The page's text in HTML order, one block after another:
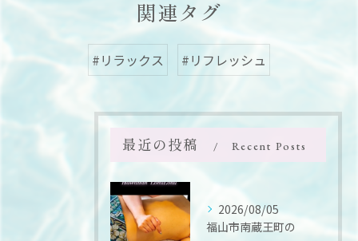
関連タグ
#リラックス #リフレッシュ
最近の投稿 Recent Posts
2026/08/05
福山市南蔵王町の